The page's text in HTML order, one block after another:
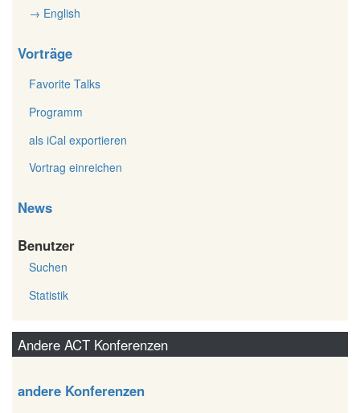
→ English
Vorträge
Favorite Talks
Programm
als iCal exportieren
Vortrag einreichen
News
Benutzer
Suchen
Statistik
Andere ACT Konferenzen
andere Konferenzen